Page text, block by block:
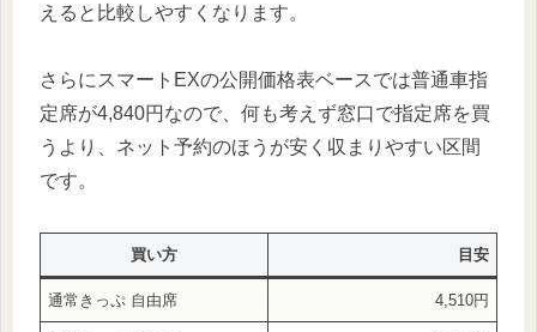
えると比較しやすくなります。
さらにスマートEXの公開価格表ベースでは普通車指
定席が4,840円なので、何も考えず窓口で指定席を買
うより、ネット予約のほうが安く収まりやすい区間
です。
買い方 目安
通常きっぷ 自由席 4,510円